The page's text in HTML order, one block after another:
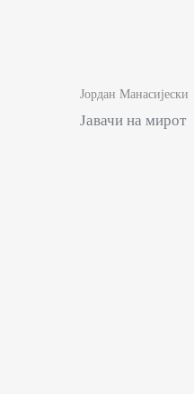
Јордан Манасијески
Јавачи на мирот